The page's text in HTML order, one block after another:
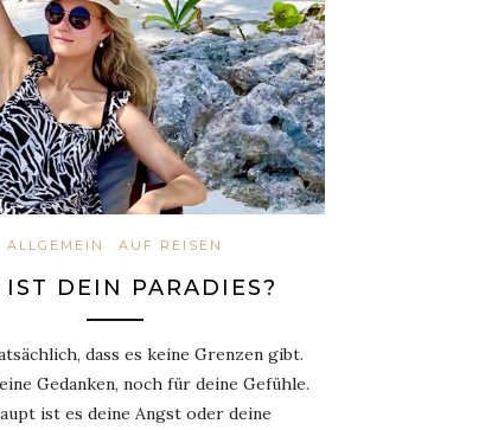
ALLGEMEIN AUF REISEN
IST DEIN PARADIES?
dass es keine Grenzen gibt.
Gedanken, noch für deine Gefühle.
ist es deine Angst oder deine